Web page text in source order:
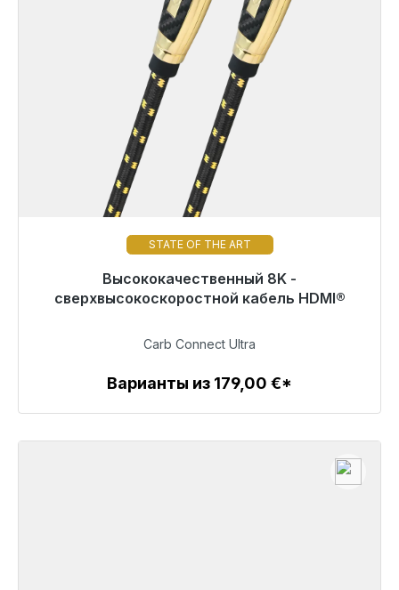
STATE OF THE ART
Высококачественный 8K -
сверхвысокоскоростной кабель HDMI®
Скоро снова будет доступен
Детали
Carb Connect Ultra
Варианты из 179,00 €*